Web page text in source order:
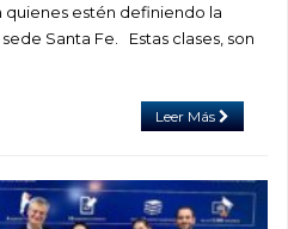
quienes estén definiendo la
Santa Fe. Estas clases, son
Leer Más